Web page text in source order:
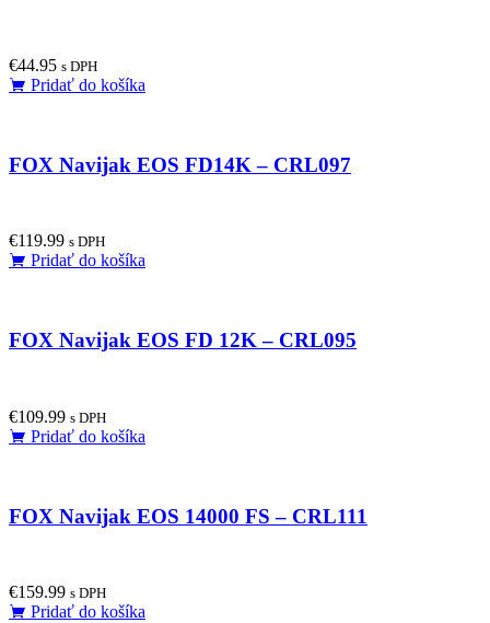
€44.95 s DPH
Pridať do košíka
FOX Navijak EOS FD14K – CRL097
€119.99 s DPH
Pridať do košíka
FOX Navijak EOS FD 12K – CRL095
€109.99 s DPH
Pridať do košíka
FOX Navijak EOS 14000 FS – CRL111
€159.99 s DPH
Pridať do košíka